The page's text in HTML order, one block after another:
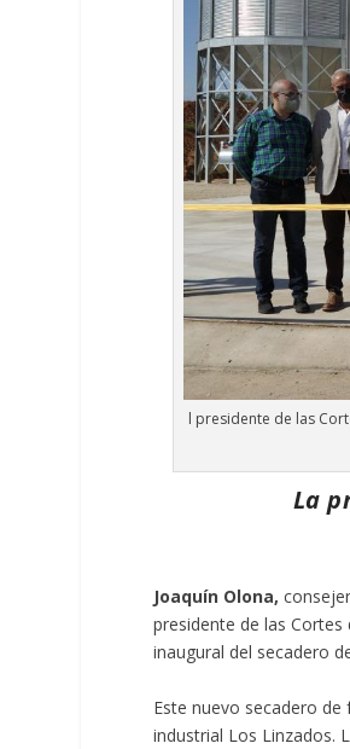
l presidente de las
La
Joaquín Olona,
presidente de las Cortes
inaugural del secadero
Este nuevo secadero
industrial Los Linzados.